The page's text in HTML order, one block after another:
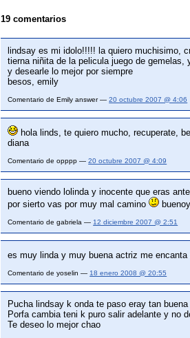
19 comentarios
lindsay es mi idolo!!!!! la quiero muchisimo,
tierna niñita de la pelicula juego de
y desearle lo mejor por siempre
besos, emily
Comentario de Emily answer —20 octubre 2007 @ 4:06
hola linds, te quiero mucho, recuperate,
diana
Comentario de opppp —20 octubre 2007 @ 4:09
bueno viendo lolinda y inocente que eras
por sierto vas por muy mal camino
Comentario de gabriela — 12 diciembre 2007 @ 2:51
es muy linda y muy buena actriz me
Comentario de yoselin — 18 enero 2008 @ 20:55
Pucha lindsay k onda te paso eray tan
Porfa cambia teni k puro salir adelante y no
Te deseo lo mejor chao